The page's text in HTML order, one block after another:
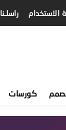
الاستخدام راسلـنا
كورسات